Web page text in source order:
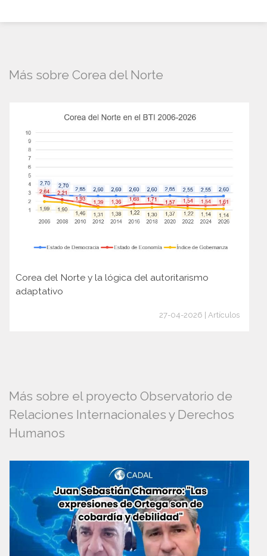
Más sobre Corea del Norte
Corea del Norte y la lógica del autoritarismo
adaptativo
27-04-2026 | Artículos
Más sobre el proyecto Observatorio de
Relaciones Internacionales y Derechos
Humanos